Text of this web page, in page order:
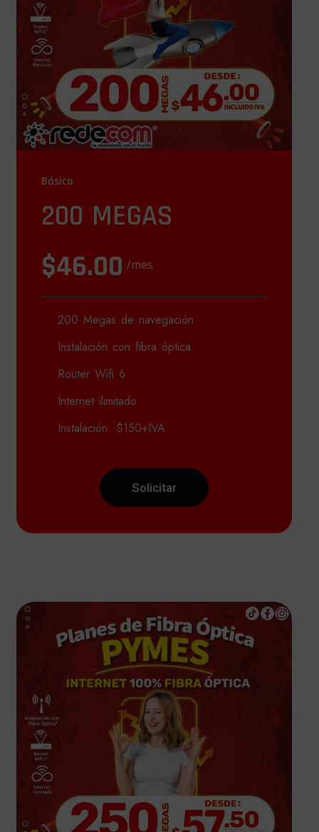
Básico
200 MEGAS
$46.00 /mes
200 Megas de navegación
Instalación con fibra óptica
Router Wifi 6
Internet ilimitado
Instalación: $150+IVA
Solicitar